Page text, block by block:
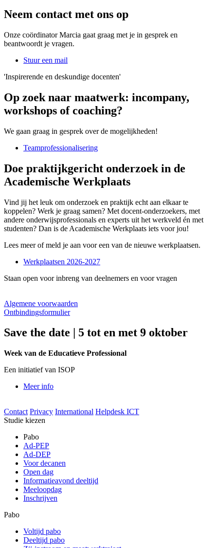
Neem contact met ons op
Onze coördinator Marcia gaat graag met je in gesprek en
beantwoordt je vragen.
Stuur een mail
'Inspirerende en deskundige docenten'
Op zoek naar maatwerk: incompany,
workshops of coaching?
We gaan graag in gesprek over de mogelijkheden!
Teamprofessionalisering
Doe praktijkgericht onderzoek in de
Academische Werkplaats
Vind jij het leuk om onderzoek en praktijk echt aan elkaar te
koppelen? Werk je graag samen? Met docent-onderzoekers, met
andere onderwijsprofessionals en experts uit het werkveld én met
studenten? Dan is de Academische Werkplaats iets voor jou!
Lees meer of meld je aan voor een van de nieuwe werkplaatsen.
Werkplaatsen 2026-2027
Staan open voor inbreng van deelnemers en voor vragen
Algemene voorwaarden
Ontbindingsformulier
Save the date | 5 tot en met 9 oktober
Week van de Educatieve Professional
Een initiatief van ISOP
Meer info
Contact Privacy International Helpdesk ICT
Studie kiezen
Pabo
Ad-PEP
Ad-DEP
Voor decanen
Open dag
Informatieavond deeltijd
Meeloopdag
Inschrijven
Pabo
Voltijd pabo
Deeltijd pabo